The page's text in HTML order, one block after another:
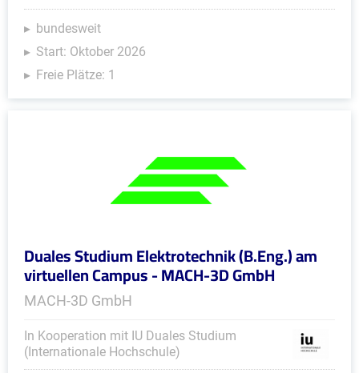
bundesweit
Start: Oktober 2026
Freie Plätze: 1
Duales Studium Elektrotechnik (B.Eng.) am
virtuellen Campus - MACH-3D GmbH
MACH-3D GmbH
In Kooperation mit IU Duales Studium
(Internationale Hochschule)